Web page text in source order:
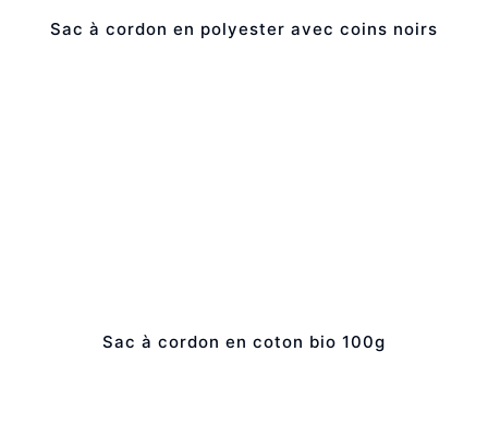
Sac à cordon en polyester avec coins noirs
Sac à cordon en coton bio 100g